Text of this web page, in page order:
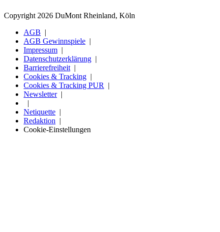
Copyright 2026 DuMont Rheinland, Köln
AGB
AGB Gewinnspiele
Impressum
Datenschutzerklärung
Barrierefreiheit
Cookies & Tracking
Cookies & Tracking PUR
Newsletter
Netiquette
Redaktion
Cookie-Einstellungen